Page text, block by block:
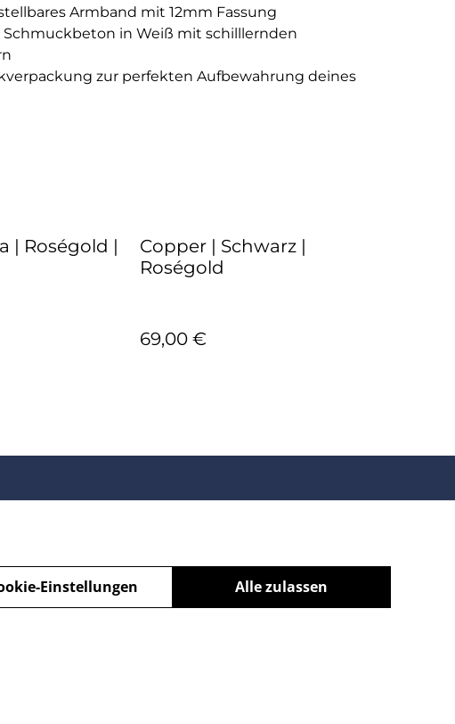
Armband mit 12mm Fassung
in Weiß mit schilllernden
zur perfekten Aufbewahrung deines
| Roségold |
Copper | Schwarz |
Roségold
69,00 €
Alle zulassen
Einstellungen